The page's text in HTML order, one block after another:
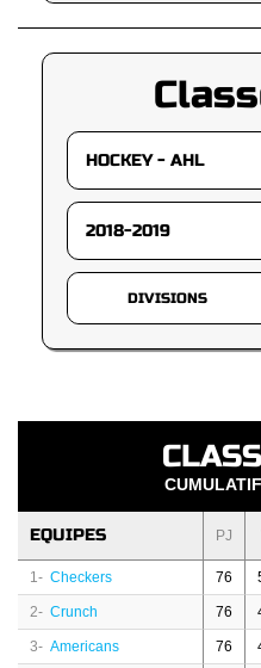
DIVISIONS
CUMULATIF
EQUIPES PJ
1- Checkers 76
2- Crunch 76
3- Americans 76